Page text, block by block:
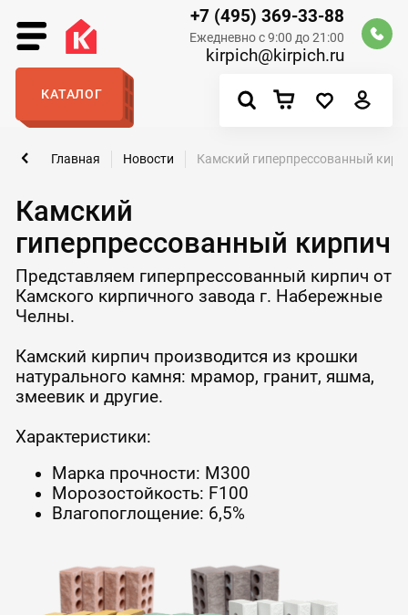
+7 (495) 369-33-88
Ежедневно с 9:00 до 21:00
kirpich@kirpich.ru
КАТАЛОГ
Камский
гиперпрессованный кирпич
Главная Новости Камский гиперпрессованный
Представляем гиперпрессованный кирпич от
Камского кирпичного завода г. Набережные
Челны.
Камский кирпич производится из крошки
натурального камня: мрамор, гранит, яшма,
змеевик и другие.
Характеристики:
Марка прочности: М300
Морозостойкость: F100
Влагопоглощение: 6,5%